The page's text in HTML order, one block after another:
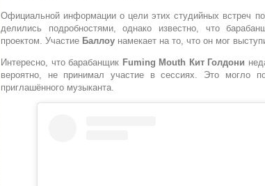
Официальной информации о цели этих студийных встреч
делились подробностями, однако известно, что
проектом. Участие Баллоу намекает на то, что он мог
Интересно, что барабанщик Fuming Mouth Кит Голдони
вероятно, не принимал участие в сессиях. Это могло
приглашённого музыканта.